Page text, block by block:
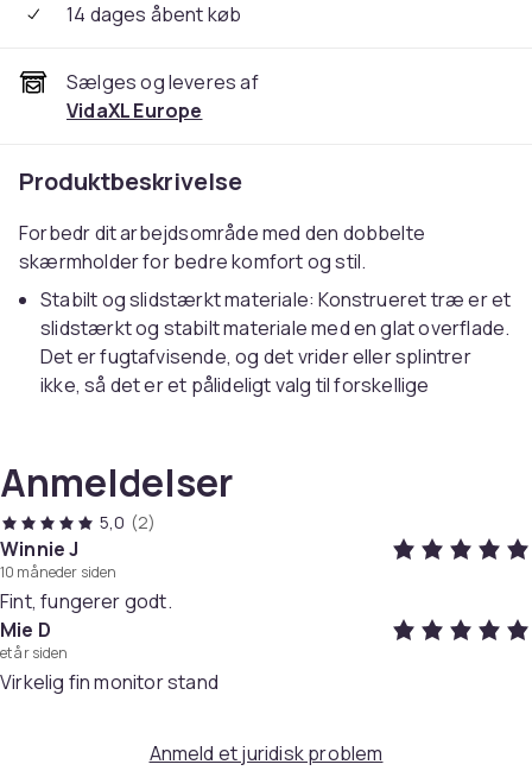
14 dages åbent køb
Sælges og leveres af
VidaXL Europe
Produktbeskrivelse
Forbedr dit arbejdsområde med den dobbelte
skærmholder for bedre komfort og stil.
Stabilt og slidstærkt materiale: Konstrueret træ er et
slidstærkt og stabilt materiale med en glat overflade.
Det er fugtafvisende, og det vrider eller splintrer
ikke, så det er et pålideligt valg til forskellige
bedre kropsholdning og reduceret nakkebelastning
takket være det hævede platformsdesign.
Ekstra opbevaring: Den nedre sektion har store
opbevaringsrum, så du har masser af plads til bøger,
notesbøger, tastaturer og en laptop.
Nem vedligeholdelse: Den dobbelte skærmholder er
nem at rengøre med en fugtig klud takket være den
glatte overflade, og den kræver ikke meget
vedligeholdelse.
Anmeldelser
5,0 (2)
Winnie J
10 måneder siden
Fint, fungerer godt.
Mie D
et år siden
Virkelig fin monitor stand
Anmeld et juridisk problem